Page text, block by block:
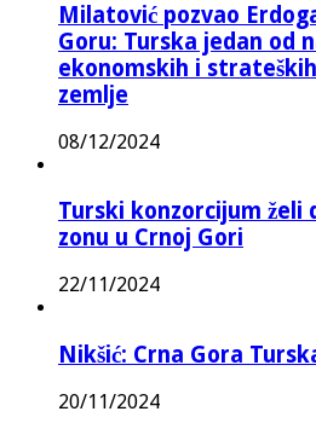
Milatović pozvao
Goru: Turska jedan od
ekonomskih i
zemlje
08/12/2024
Turski konzorcijum želi
zonu u Crnoj Gori
22/11/2024
Nikšić: Crna Gora
20/11/2024